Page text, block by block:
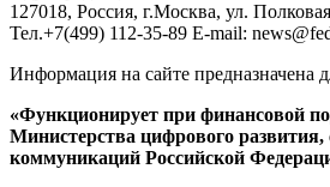
127018, Россия, г.Москва, ул.
Тел.+7(499) 112-35-89 E-mail:
Информация на сайте предназначена
«Функционирует при финансовой
Министерства цифрового развития,
коммуникаций Российской